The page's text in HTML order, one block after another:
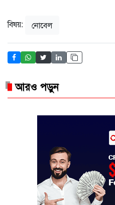
বিষয়: নোবেল
আরও পড়ুন